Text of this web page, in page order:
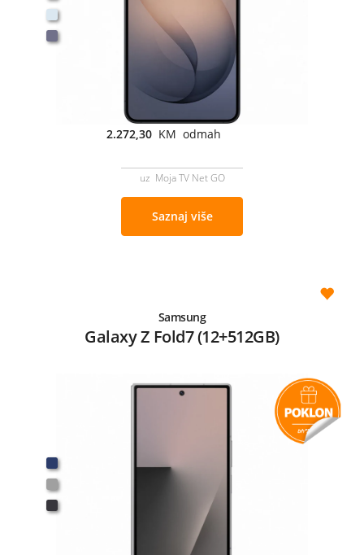
2.272,30 KM odmah
uz Moja TV Net GO
Saznaj više
Samsung
Galaxy Z Fold7 (12+512GB)